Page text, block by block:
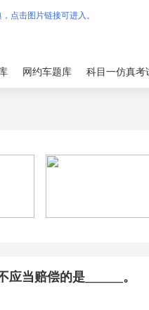
网约车题库 科目一仿真考
当赔偿的是______。